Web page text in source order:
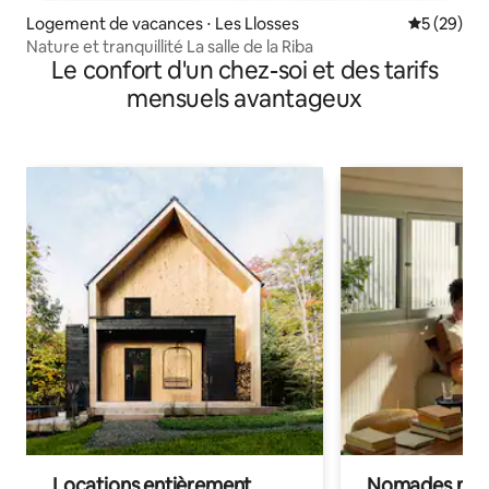
Logement de vacances ⋅ Les Llosses
5 (29)
Nature et tranquillité La salle de la Riba
Le confort d'un chez-soi et des tarifs
mensuels avantageux